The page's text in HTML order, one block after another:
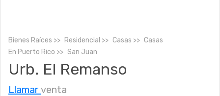
Bienes Raíces Residencial Casas
Casas
En Puerto Rico San Juan
Urb. El Remanso
Llamar venta